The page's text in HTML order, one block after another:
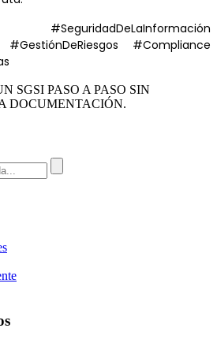
#GestiónDeRiesgos #Compliance
SGSI PASO A PASO SIN
DOCUMENTACIÓN.